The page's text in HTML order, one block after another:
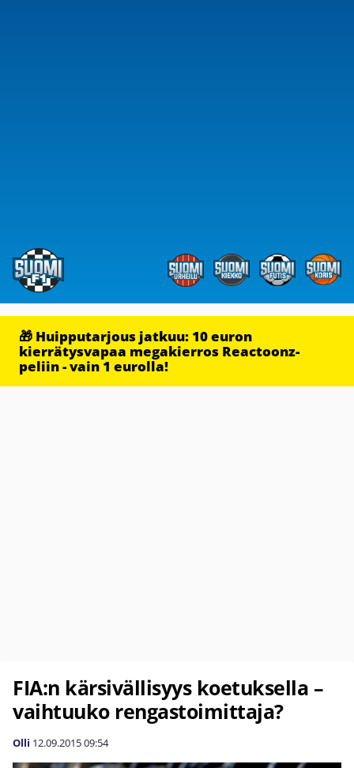
🎁 Huipputarjous jatkuu: 10 euron
kierrätysvapaa megakierros Reactoonz-
peliin - vain 1 eurolla!
FIA:n kärsivällisyys koetuksella –
vaihtuuko rengastoimittaja?
Olli 12.09.201509:54